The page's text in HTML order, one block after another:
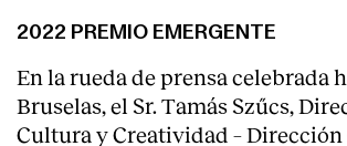
2022 PREMIO EMERGENTE
En la rueda de prensa celebrada
Bruselas, el Sr. Tamás Szűcs,
Cultura y Creatividad – Dirección